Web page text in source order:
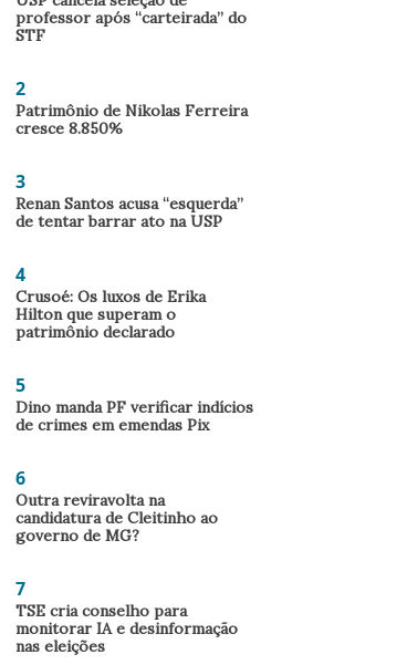
professor após “carteirada” do
STF
2
Patrimônio de Nikolas Ferreira
cresce 8.850%
3
Renan Santos acusa “esquerda”
de tentar barrar ato na USP
4
Crusoé: Os luxos de Erika
Hilton que superam o
patrimônio declarado
5
Dino manda PF verificar indícios
de crimes em emendas Pix
6
Outra reviravolta na
candidatura de Cleitinho ao
governo de MG?
7
TSE cria conselho para
monitorar IA e desinformação
nas eleições